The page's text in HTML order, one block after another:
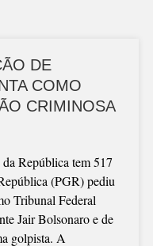
DE
COMO
CRIMINOSA
República tem 517
(PGR) pediu
Tribunal Federal
Jair Bolsonaro e de
golpista. A